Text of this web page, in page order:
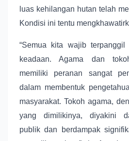
luas kehilangan hutan telah
Kondisi ini tentu
“Semua kita wajib terpanggil
keadaan. Agama dan
memiliki peranan sangat
dalam membentuk
masyarakat. Tokoh agama,
yang dimilikinya, diyakini
publik dan berdampak